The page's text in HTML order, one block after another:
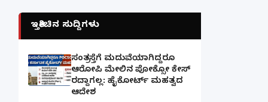
ಇತ್ತೀಚಿನ ಸುದ್ದಿಗಳು
ಸಂತ್ರಸ್ತೆಗೆ ಮದುವೆಯಾಗಿದ್ದರೂ
ಆರೋಪಿ ಮೇಲಿನ ಪೋಕ್ಸೋ ಕೇಸ್
ರದ್ದಾಗಲ್ಲ: ಹೈಕೋರ್ಟ್ ಮಹತ್ವದ
ಆದೇಶ